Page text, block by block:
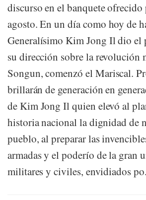
discurso en el banquete
agosto. En un día como hoy de
Generalísimo Kim Jong Il dio el
su dirección sobre la revolución
Songun, comenzó el Mariscal.
brillarán de generación en
de Kim Jong Il quien elevó al
historia nacional la dignidad de
pueblo, al preparar las
armadas y el poderío de la gran
militares y civiles, envidiados